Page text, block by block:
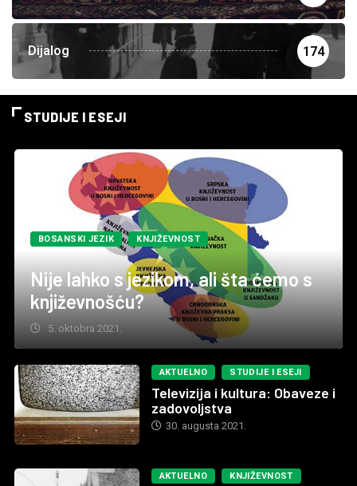
Dijalog 174
STUDIJE I ESEJI
BOSANSKI JEZIK KNJIŽEVNOST
Nije lahko s jezikom, ali šta ćemo s
književnošću?
5. oktobra 2021.
AKTUELNO STUDIJE I ESEJI
Televizija i kultura: Obaveze i
zadovoljstva
30. augusta 2021.
AKTUELNO KNJIŽEVNOST